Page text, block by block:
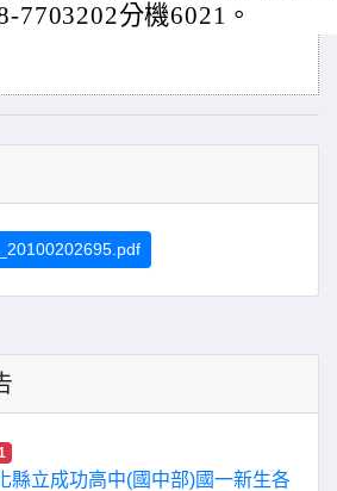
7703202分機6021。
縣立成功高中(國中部)國一新生各